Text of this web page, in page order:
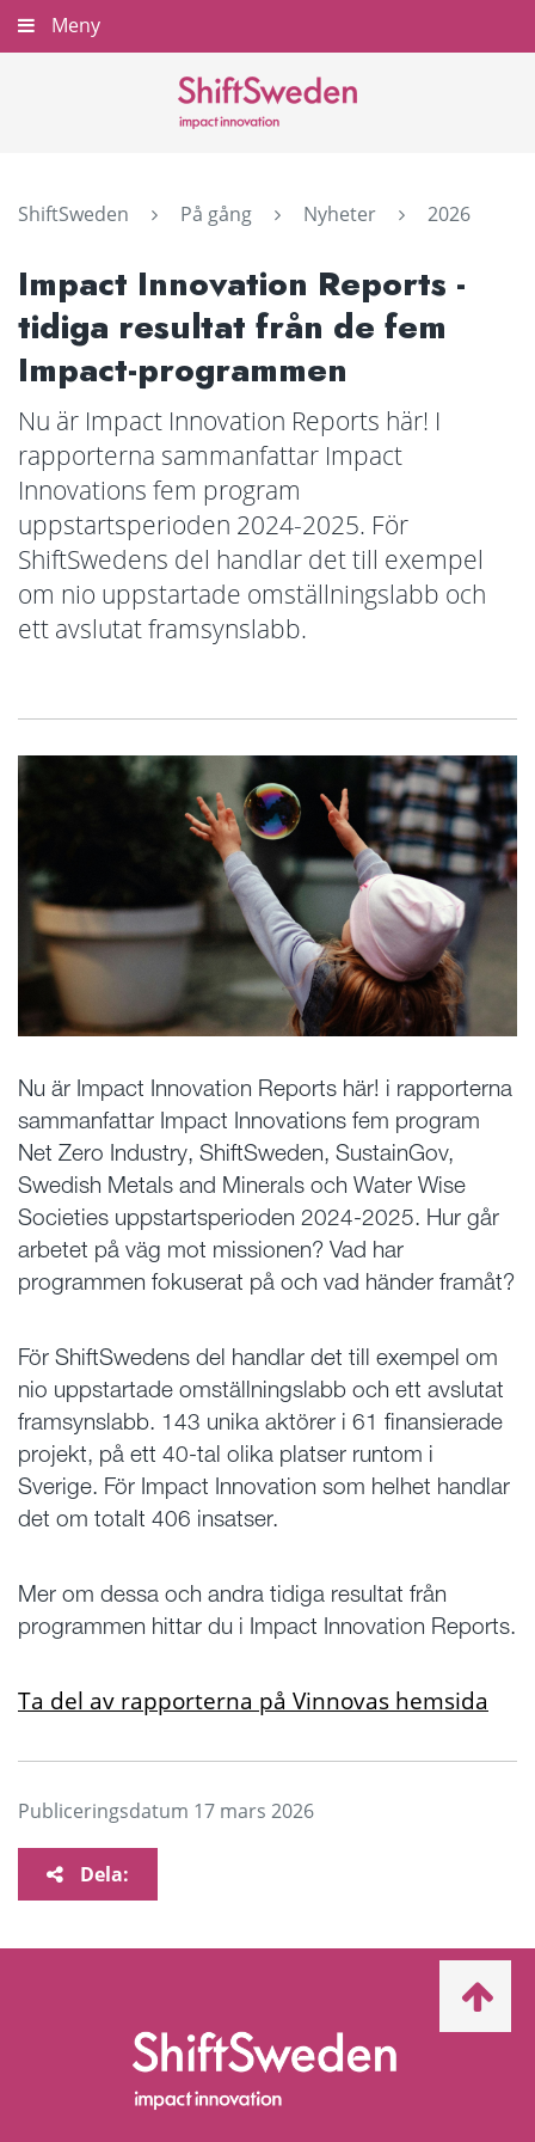
Gå
till
Meny
ShiftSweden På gång Nyheter 2026
Impact Innovation Reports -
tidiga resultat från de fem
Impact-programmen
Nu är Impact Innovation Reports här! I
rapporterna sammanfattar Impact
Innovations fem program
uppstartsperioden 2024-2025. För
ShiftSwedens del handlar det till exempel
om nio uppstartade omställningslabb och
ett avslutat framsynslabb.
Nu är Impact Innovation Reports här! i rapporterna
sammanfattar Impact Innovations fem program
Net Zero Industry, ShiftSweden, SustainGov,
Swedish Metals and Minerals och Water Wise
Societies uppstartsperioden 2024-2025. Hur går
arbetet på väg mot missionen? Vad har
programmen fokuserat på och vad händer framåt?
För ShiftSwedens del handlar det till exempel om
nio uppstartade omställningslabb och ett avslutat
framsynslabb. 143 unika aktörer i 61 finansierade
projekt, på ett 40-tal olika platser runtom i
Sverige. För Impact Innovation som helhet handlar
det om totalt 406 insatser.
Mer om dessa och andra tidiga resultat från
programmen hittar du i Impact Innovation Reports.
Ta del av rapporterna på Vinnovas hemsida
Publiceringsdatum 17 mars 2026
Dela:
mig